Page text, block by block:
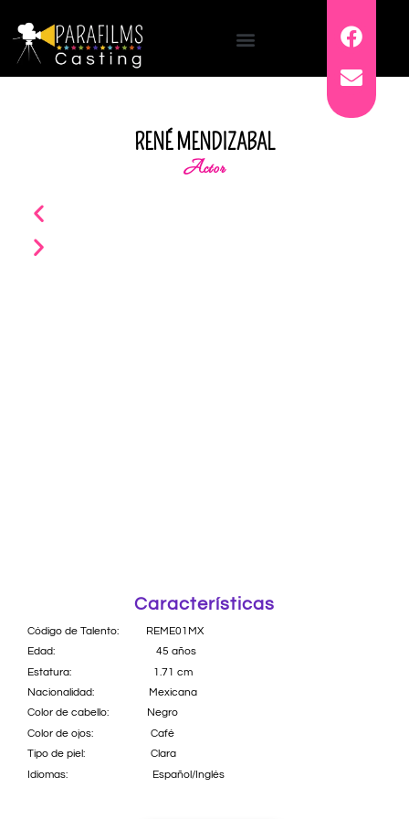
RENÉ MENDIZABAL
Actor
Características
Código de Talento: REME01MX
Edad: 45 años
Estatura: 1.71 cm
Nacionalidad: Mexicana
Color de cabello: Negro
Color de ojos: Café
Tipo de piel: Clara
Idiomas: Español/Inglés